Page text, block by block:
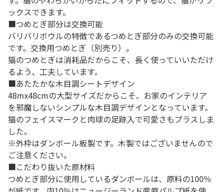
ックスできます。
■つめとぎ部分は交換可能
バリバリボウルの特徴であるつめとぎ部分のみの交換可能
です。交換用つめとぎ（別売り）。
猫のつめとぎは消耗品だからこそ、長く使っていいただけ
るよう、工夫しています。
■あたたかな木目調シートデザイン
48mx48cmの大型サイズだからこそ、お家のインテリア
を邪魔しないシンプルな木目調デザインとなっています。
猫のフェイスマークと肉球の足跡入で可愛さもプラスしま
した。
※外枠はダンボール板製です。木製ではございませんので
ご注意ください。
■こだわり抜いた原材料
つめとぎ部分に使用しているダンボールは、原料の100％